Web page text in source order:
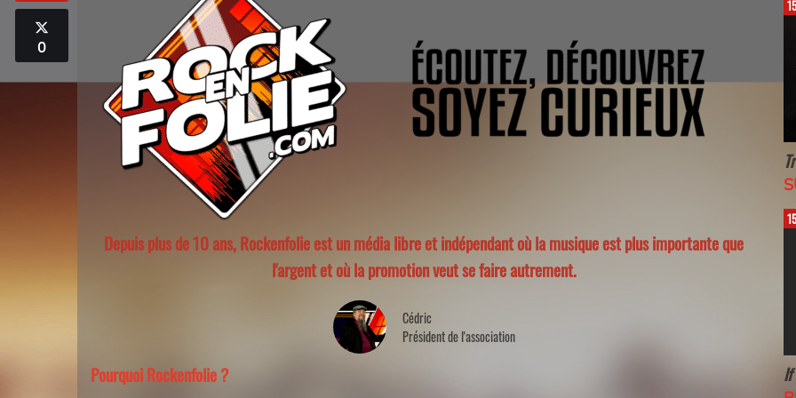
0
Depuis plus de 10 ans, Rockenfolie est un média libre et indépendant où la musique est plus importante que
l'argent et où la promotion veut se faire autrement.
Cédric
Président de l'association
Pourquoi Rockenfolie ? If